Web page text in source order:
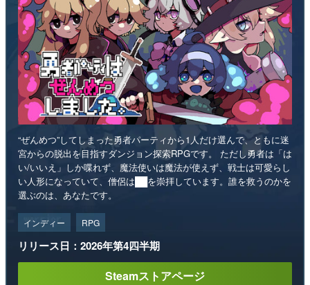
“ぜんめつ”してしまった勇者パーティから1人だけ選んで、ともに迷
宮からの脱出を目指すダンジョン探索RPGです。 ただし勇者は「は
い/いいえ」しか喋れず、魔法使いは魔法が使えず、戦士は可愛らし
い人形になっていて、僧侶は██を崇拝しています。誰を救うのかを
選ぶのは、あなたです。
インディー RPG
リリース日：2026年第4四半期
Steamストアページ